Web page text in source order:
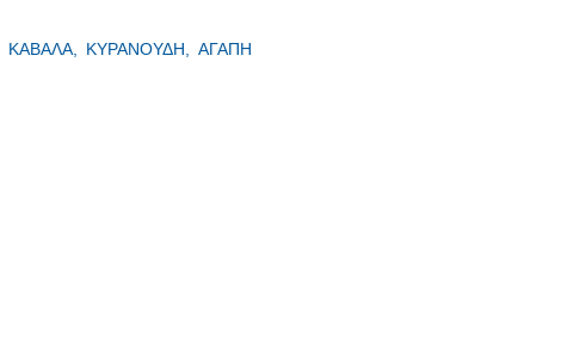
ΚΑΒΑΛΑ, ΚΥΡΑΝΟΥΔΗ, ΑΓΑΠΗ